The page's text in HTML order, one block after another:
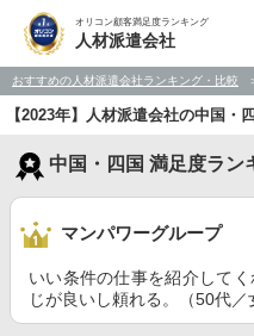
オリコン顧客満足度ランキング
人材派遣会社
おすすめの人材派遣会社ランキング・比較
【2023年】人材派遣会社の中国・
中国・四国 満足度ラン
マンパワーグループ
いい条件の仕事を紹介して
じが良いし頼れる。（50代／